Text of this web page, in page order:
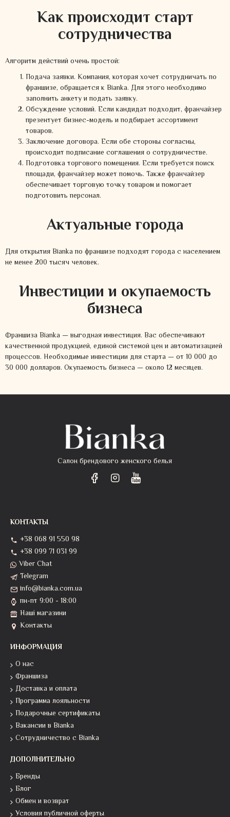
Как происходит старт
сотрудничества
Алгоритм действий очень простой:
Подача заявки. Компания, которая хочет сотрудничать по
франшизе, обращается к Bianka. Для этого необходимо
заполнить анкету и подать заявку.
Обсуждение условий. Если кандидат подходит, франчайзер
презентует бизнес-модель и подбирает ассортимент
товаров.
Заключение договора. Если обе стороны согласны,
происходит подписание соглашения о сотрудничестве.
Подготовка торгового помещения. Если требуется поиск
площади, франчайзер может помочь. Также франчайзер
обеспечивает торговую точку товаром и помогает
подготовить персонал.
Актуальные города
Для открытия Bianka по франшизе подходят города с населением
не менее 200 тысяч человек.
Инвестиции и окупаемость
бизнеса
Франшиза Bianka — выгодная инвестиция. Вас обеспечивают
качественной продукцией, единой системой цен и автоматизацией
процессов. Необходимые инвестиции для старта — от 10 000 до
30 000 долларов. Окупаемость бизнеса — около 12 месяцев.
Салон брендового женского белья
КОНТАКТЫ
+38 068 91 550 98
+38 099 71 031 99
Viber Chat
Telegram
info@bianka.com.ua
пн-пт 9:00 - 18:00
Наші магазини
Контакты
ИНФОРМАЦИЯ
О нас
Франшиза
Доставка и оплата
Программа лояльности
Подарочные сертификаты
Вакансии в Bianka
Сотрудничество с Bianka
ДОПОЛНИТЕЛЬНО
Бренды
Блог
Обмен и возврат
Условия публичной оферты